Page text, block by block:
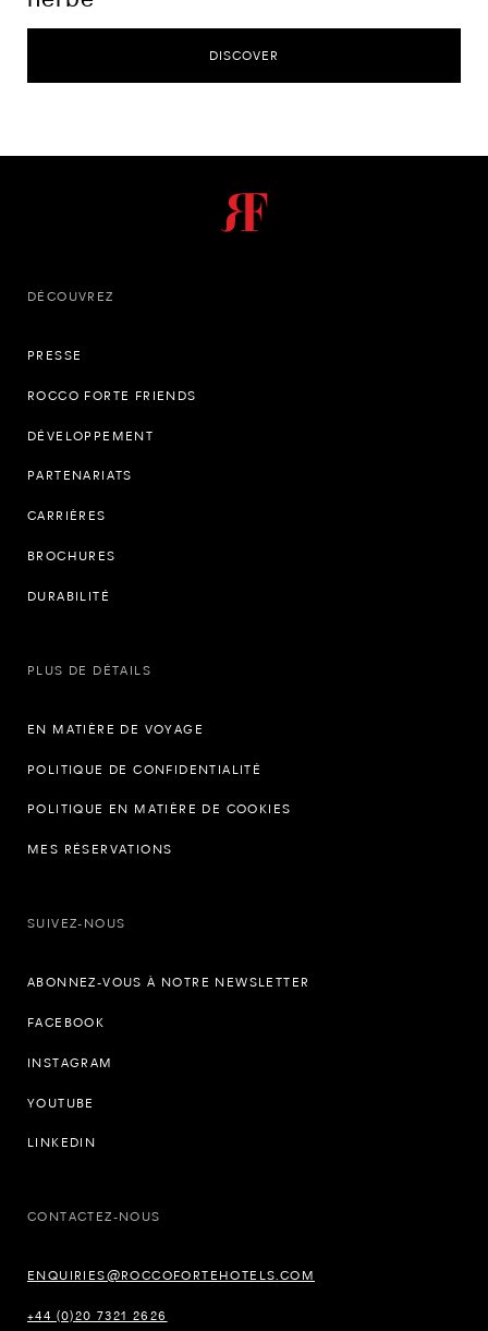
DISCOVER
DÉCOUVREZ
PRESSE
ROCCO FORTE FRIENDS
DÉVELOPPEMENT
PARTENARIATS
CARRIÈRES
BROCHURES
DURABILITÉ
PLUS DE DÉTAILS
EN MATIÈRE DE VOYAGE
POLITIQUE DE CONFIDENTIALITÉ
POLITIQUE EN MATIÈRE DE COOKIES
MES RÉSERVATIONS
SUIVEZ-NOUS
ABONNEZ-VOUS À NOTRE NEWSLETTER
FACEBOOK
INSTAGRAM
YOUTUBE
LINKEDIN
CONTACTEZ-NOUS
ENQUIRIES@ROCCOFORTEHOTELS.COM
+44 (0)20 7321 2626